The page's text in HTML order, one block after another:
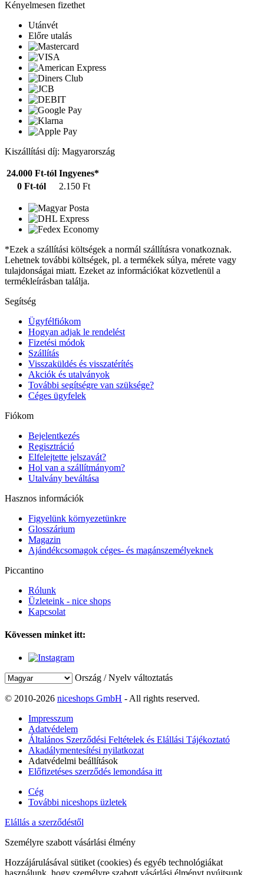
Kényelmesen fizethet
Utánvét
Előre utalás
Kiszállítási díj: Magyarország
24.000 Ft-tól Ingyenes*
0 Ft-tól
2.150 Ft
*Ezek a szállítási költségek a normál szállításra vonatkoznak.
Lehetnek további költségek, pl. a termékek súlya, mérete vagy
tulajdonságai miatt. Ezeket az információkat közvetlenül a
termékleírásban találja.
Segítség
Ügyfélfiókom
Hogyan adjak le rendelést
Fizetési módok
Szállítás
Visszaküldés és visszatérítés
Akciók és utalványok
További segítségre van szüksége?
Céges ügyfelek
Fiókom
Bejelentkezés
Regisztráció
Elfelejtette jelszavát?
Hol van a szállítmányom?
Utalvány beváltása
Hasznos információk
Figyelünk környezetünkre
Glosszárium
Magazin
Ajándékcsomagok céges- és magánszemélyeknek
Piccantino
Rólunk
Üzleteink - nice shops
Kapcsolat
Kövessen minket itt:
Ország / Nyelv változtatás
© 2010-2026 niceshops GmbH - All rights reserved.
Impresszum
Adatvédelem
Általános Szerződési Feltételek és Elállási Tájékoztató
Akadálymentesítési nyilatkozat
Adatvédelmi beállítások
Előfizetéses szerződés lemondása itt
Cég
További niceshops üzletek
Elállás a szerződéstől
Személyre szabott vásárlási élmény
Hozzájárulásával sütiket (cookies) és egyéb technológiákat